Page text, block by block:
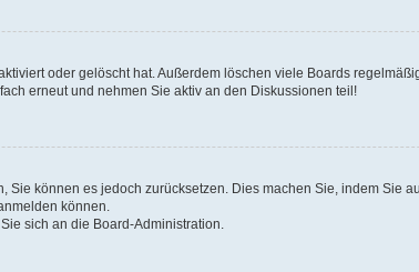
oder gelöscht hat. Außerdem löschen viele Boards
erneut und nehmen Sie aktiv an den Diskussionen teil!
können es jedoch zurücksetzen. Dies machen Sie, indem Sie
können.
sich an die Board-Administration.